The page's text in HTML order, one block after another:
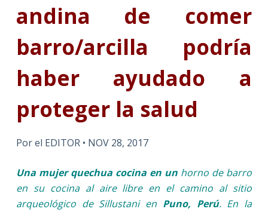
andina de comer
barro/arcilla podría
haber ayudado a
proteger la salud
Por el EDITOR • NOV 28, 2017
Una mujer quechua cocina en un horno de barro
en su cocina al aire libre en el camino al sitio
arqueológico de Sillustani en Puno, Perú. En la